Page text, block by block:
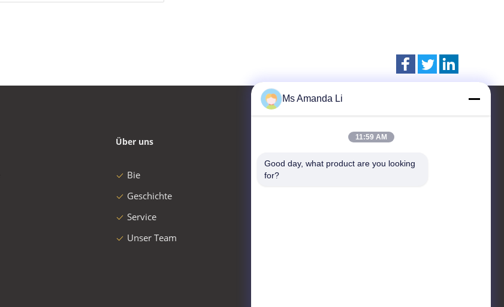
Über uns
Bie
Geschichte
Service
Unser Team
Dongguan Bai-tong Hardware
Ms Amanda Li
11:59 AM
Good day, what product are you looking
for?